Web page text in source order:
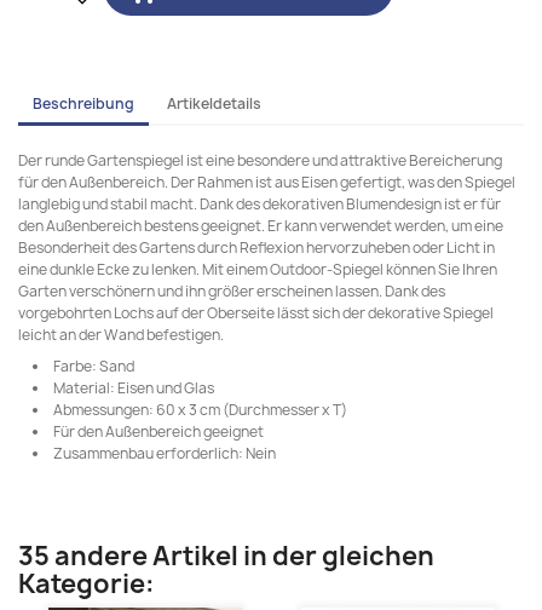
Beschreibung Artikeldetails
Der runde Gartenspiegel ist eine besondere und attraktive Bereicherung
für den Außenbereich. Der Rahmen ist aus Eisen gefertigt, was den Spiegel
langlebig und stabil macht. Dank des dekorativen Blumendesign ist er für
den Außenbereich bestens geeignet. Er kann verwendet werden, um eine
Besonderheit des Gartens durch Reflexion hervorzuheben oder Licht in
eine dunkle Ecke zu lenken. Mit einem Outdoor-Spiegel können Sie Ihren
Garten verschönern und ihn größer erscheinen lassen. Dank des
vorgebohrten Lochs auf der Oberseite lässt sich der dekorative Spiegel
leicht an der Wand befestigen.
Farbe: Sand
Material: Eisen und Glas
Abmessungen: 60 x 3 cm (Durchmesser x T)
Für den Außenbereich geeignet
Zusammenbau erforderlich: Nein
35 andere Artikel in der gleichen
Kategorie: